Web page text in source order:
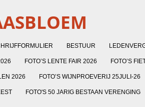
BESTUUR
FOTO’S LENTE FAIR 2026 FOTO’S
2026 FOTO’S WIJNPROEVERIJ 25JULI-26
FOTO'S 50 JARIG BESTAAN VERENGING